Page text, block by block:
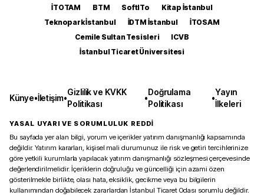
İTOTAM BTM SoftITo
Kitap İstanbul
Teknopark İstanbul
İDTM İstanbul
İTOSAM
Cemile Sultan Tesisleri
ICVB
İstanbul Ticaret Üniversitesi
Künye•İletişim•
Gizlilik ve KVKK
Politikası
•
Doğrulama
Politikası
•
Yayın
İlkeleri
YASAL UYARI VE SORUMLULUK REDDİ
Bu sayfada yer alan bilgi, yorum ve içerikler yatırım danışmanlığı kapsamında
değildir. Yatırım kararları, kişisel mali durumunuz ile risk ve getiri tercihlerinize
göre yetkili kurumlarla yapılacak yatırım danışmanlığı sözleşmesi çerçevesinde
değerlendirilmelidir. İçeriklerin doğruluğu ve güncelliği için azami özen
gösterilmekle birlikte, olası hata, eksiklik, gecikme veya bu bilgilerin
kullanımından doğabilecek zararlardan İstanbul Ticaret Odası sorumlu değildir.